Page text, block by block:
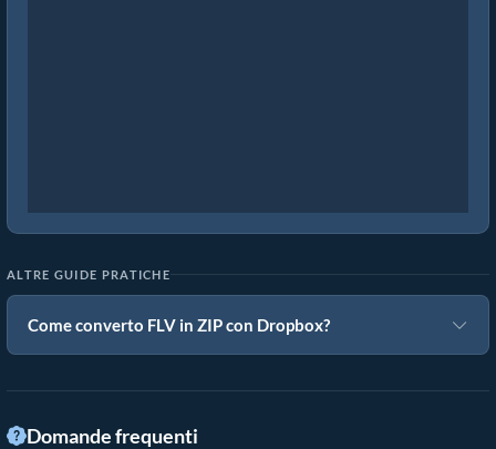
ALTRE GUIDE PRATICHE
Come converto FLV in ZIP con Dropbox?
Domande frequenti